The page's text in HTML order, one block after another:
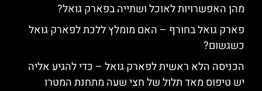
מהן האפשרויות לאוכל ושתייה בפארק גואל?
פארק גואל בחורף – האם מומלץ ללכת לפארק גואל
כשגשום?
הכניסה הלא ראשית לפארק גואל – כדי להגיע אליה
יש טיפוס מאד תלול של חצי שעה מתחנת המטרו